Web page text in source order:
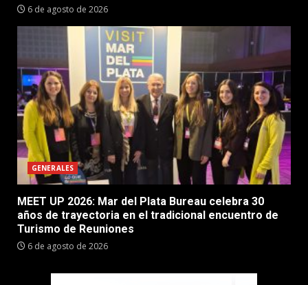
6 de agosto de 2026
GENERALES
MEET UP 2026: Mar del Plata Bureau celebra 30
años de trayectoria en el tradicional encuentro de
Turismo de Reuniones
6 de agosto de 2026